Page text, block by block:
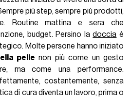
più step, sempre più prodotti,
Routine mattina e sera che
budget. Persino ladoccia è
Molte persone hanno iniziato
pelle non più come un gesto
ma come una performance.
costantemente, senza
di cura diventa un lavoro, prima o